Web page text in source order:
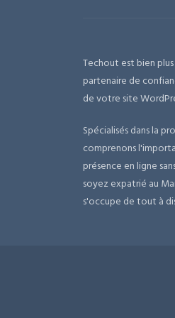
Techout est bien
partenaire de
de votre site
Spécialisés dans la
comprenons
présence en ligne
soyez expatrié au
s'occupe de tout à